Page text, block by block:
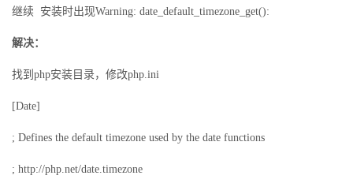
继续 安装时出现Warning: date_default_timezone_get():
解决：
找到php安装目录，修改php.ini
[Date]
; Defines the default timezone used by the date functions
; http://php.net/date.timezone